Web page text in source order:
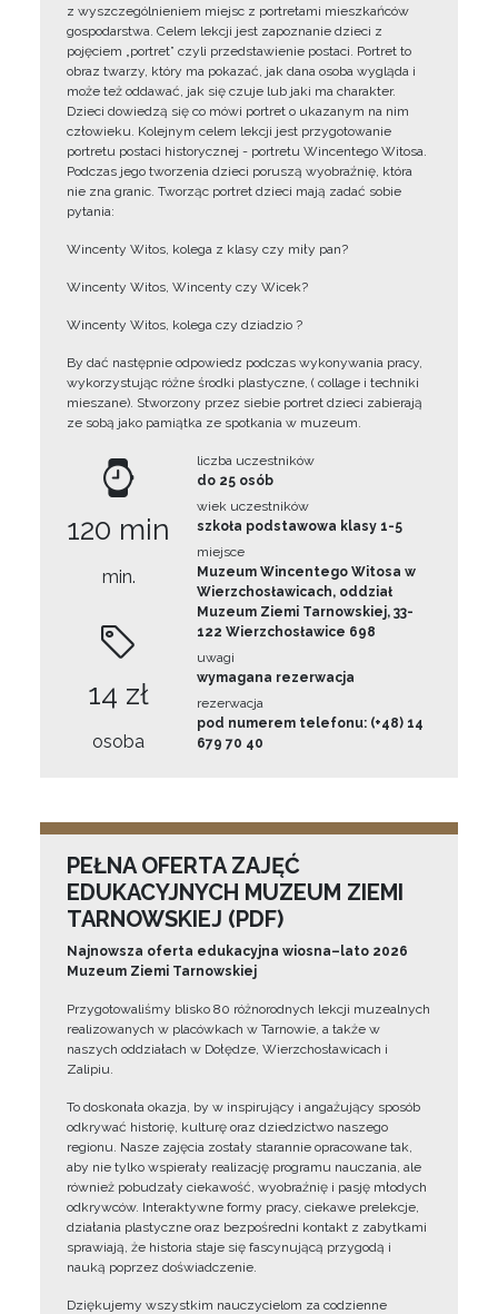
z wyszczególnieniem miejsc z portretami mieszkańców
gospodarstwa. Celem lekcji jest zapoznanie dzieci z
pojęciem „portret” czyli przedstawienie postaci. Portret to
obraz twarzy, który ma pokazać, jak dana osoba wygląda i
może też oddawać, jak się czuje lub jaki ma charakter.
Dzieci dowiedzą się co mówi portret o ukazanym na nim
człowieku. Kolejnym celem lekcji jest przygotowanie
portretu postaci historycznej - portretu Wincentego Witosa.
Podczas jego tworzenia dzieci poruszą wyobraźnię, która
nie zna granic. Tworząc portret dzieci mają zadać sobie
pytania:
Wincenty Witos, kolega z klasy czy miły pan?
Wincenty Witos, Wincenty czy Wicek?
Wincenty Witos, kolega czy dziadzio ?
By dać następnie odpowiedz podczas wykonywania pracy,
wykorzystując różne środki plastyczne, ( collage i techniki
mieszane). Stworzony przez siebie portret dzieci zabierają
ze sobą jako pamiątka ze spotkania w muzeum.
120 min
min.
14 zł
osoba
liczba uczestników
do 25 osób
wiek uczestników
szkoła podstawowa klasy 1-5
miejsce
Muzeum Wincentego Witosa w
Wierzchosławicach, oddział
Muzeum Ziemi Tarnowskiej, 33-
122 Wierzchosławice 698
uwagi
wymagana rezerwacja
rezerwacja
pod numerem telefonu: (+48) 14
679 70 40
PEŁNA OFERTA ZAJĘĆ
EDUKACYJNYCH MUZEUM ZIEMI
TARNOWSKIEJ (PDF)
Najnowsza oferta edukacyjna wiosna–lato 2026
Muzeum Ziemi Tarnowskiej
Przygotowaliśmy blisko 80 różnorodnych lekcji muzealnych
realizowanych w placówkach w Tarnowie, a także w
naszych oddziałach w Dołędze, Wierzchosławicach i
Zalipiu.
To doskonała okazja, by w inspirujący i angażujący sposób
odkrywać historię, kulturę oraz dziedzictwo naszego
regionu. Nasze zajęcia zostały starannie opracowane tak,
aby nie tylko wspierały realizację programu nauczania, ale
również pobudzały ciekawość, wyobraźnię i pasję młodych
odkrywców. Interaktywne formy pracy, ciekawe prelekcje,
działania plastyczne oraz bezpośredni kontakt z zabytkami
sprawiają, że historia staje się fascynującą przygodą i
nauką poprzez doświadczenie.
Dziękujemy wszystkim nauczycielom za codzienne